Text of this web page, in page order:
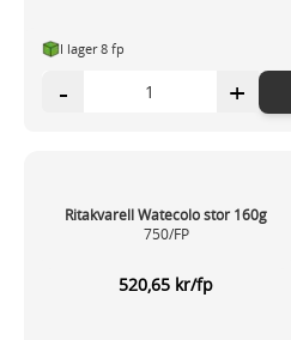
I lager 8 fp
- +
Ritakvarell Watecolo stor 160g
750/FP
520,65 kr/fp